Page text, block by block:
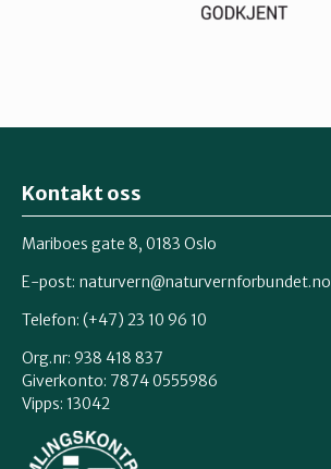
Kontakt oss
Mariboes gate 8, 0183 Oslo
E-post: naturvern@naturvernforbundet.no
Telefon: (+47) 23 10 96 10
Org.nr: 938 418 837
Giverkonto: 7874 0555986
Vipps: 13042